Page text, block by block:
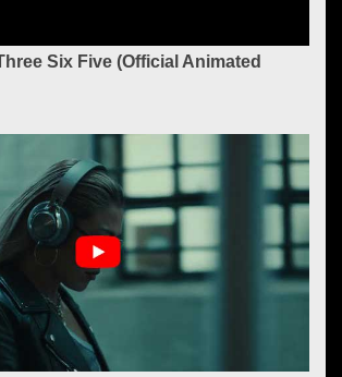
Six Five (Official Animated